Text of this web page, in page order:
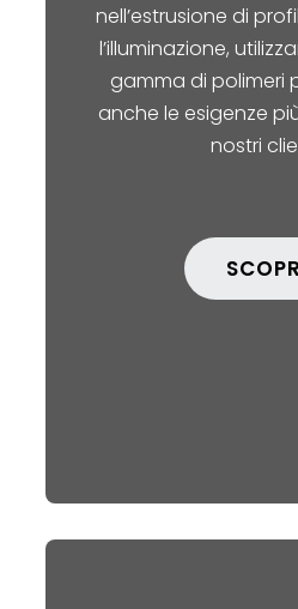
nell’estrusione di
l’illuminazione,
gamma di polimeri
anche le esigenze
nostri